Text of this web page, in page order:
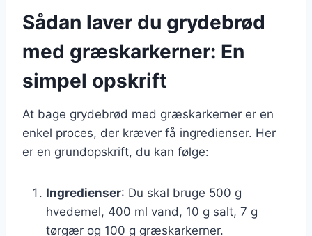
Sådan laver du grydebrød
med græskarkerner: En
simpel opskrift
At bage grydebrød med græskarkerner er en
enkel proces, der kræver få ingredienser. Her
er en grundopskrift, du kan følge:
Ingredienser: Du skal bruge 500 g
hvedemel, 400 ml vand, 10 g salt, 7 g
tørgær og 100 g græskarkerner.